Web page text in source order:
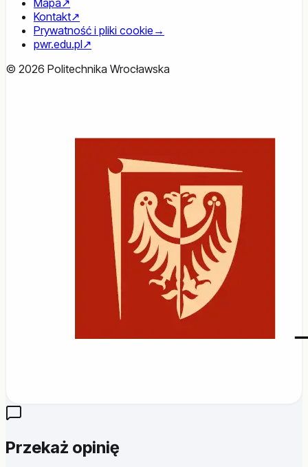
Mapa↗
Kontakt↗
Prywatność i pliki cookie →
pwr.edu.pl↗
© 2026 Politechnika Wrocławska
Przekaż opinię